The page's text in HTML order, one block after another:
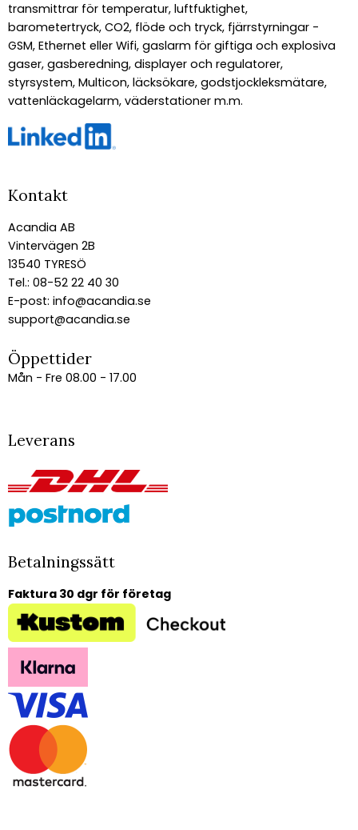
transmittrar för temperatur, luftfuktighet,
barometertryck, CO2, flöde och tryck, fjärrstyrningar -
GSM, Ethernet eller Wifi, gaslarm för giftiga och explosiva
gaser, gasberedning, displayer och regulatorer,
styrsystem, Multicon, läcksökare, godstjockleksmätare,
vattenläckagelarm, väderstationer m.m.
Kontakt
Acandia AB
Vintervägen 2B
13540 TYRESÖ
Tel.: 08-52 22 40 30
E-post: info@acandia.se
support@acandia.se
Öppettider
Mån - Fre 08.00 - 17.00
Leverans
Betalningssätt
Faktura 30 dgr för företag